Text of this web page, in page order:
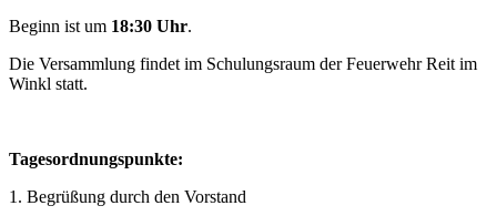
Beginn ist um 18:30 Uhr.
Die Versammlung findet im Schulungsraum der Feuerwehr Reit im
Winkl statt.
Tagesordnungspunkte:
1. Begrüßung durch den Vorstand